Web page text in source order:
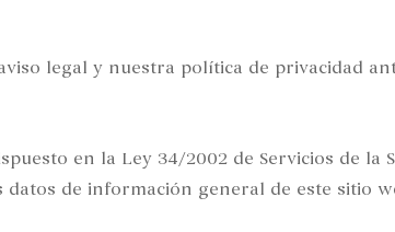
legal y nuestra política de privacidad
en la Ley 34/2002 de Servicios de la
de información general de este sitio